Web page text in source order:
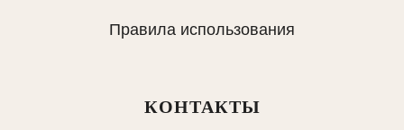
Правила использования
КОНТАКТЫ